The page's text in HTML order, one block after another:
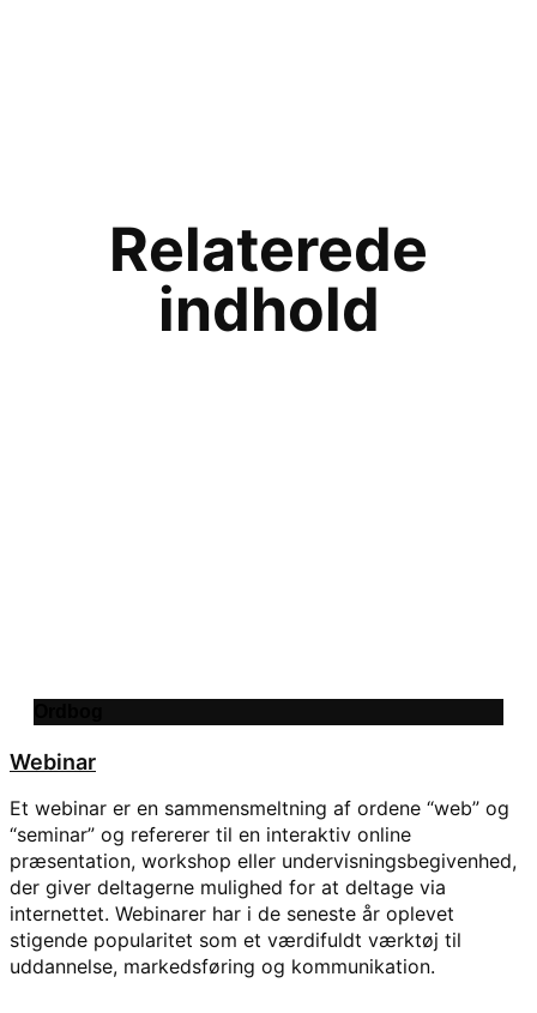
Relaterede
indhold
Webinar
Et webinar er en sammensmeltning af ordene “web” og
“seminar” og refererer til en interaktiv online
præsentation, workshop eller undervisningsbegivenhed,
der giver deltagerne mulighed for at deltage via
internettet. Webinarer har i de seneste år oplevet
stigende popularitet som et værdifuldt værktøj til
uddannelse, markedsføring og kommunikation.